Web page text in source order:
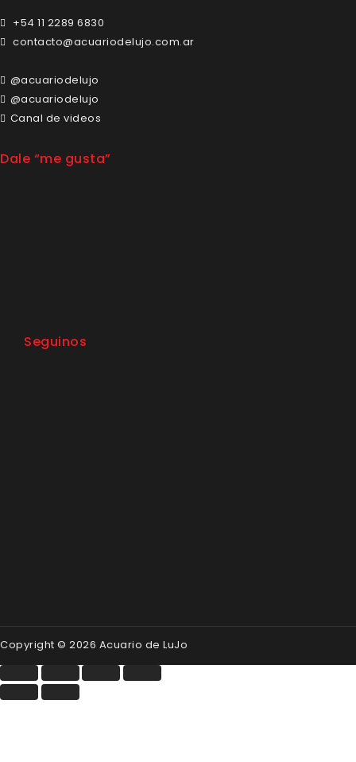
+54 11 2289 6830
contacto@acuariodelujo.com.ar
@acuariodelujo
@acuariodelujo
Canal de videos
Dale “me gusta”
Seguinos
Copyright © 2026 Acuario de LuJo